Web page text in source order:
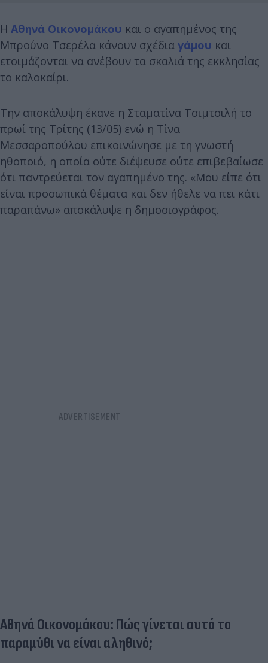
Η Αθηνά Οικονομάκου και ο αγαπημένος της
Μπρούνο Τσερέλα κάνουν σχέδια γάμου και
ετοιμάζονται να ανέβουν τα σκαλιά της εκκλησίας
το καλοκαίρι.
Την αποκάλυψη έκανε η Σταματίνα Τσιμτσιλή το
πρωί της Τρίτης (13/05) ενώ η Τίνα
Μεσσαροπούλου επικοινώνησε με τη γνωστή
ηθοποιό, η οποία ούτε διέψευσε ούτε επιβεβαίωσε
ότι παντρεύεται τον αγαπημένο της. «Μου είπε ότι
είναι προσωπικά θέματα και δεν ήθελε να πει κάτι
παραπάνω» αποκάλυψε η δημοσιογράφος.
Αθηνά Οικονομάκου: Πώς γίνεται αυτό το
παραμύθι να είναι αληθινό;